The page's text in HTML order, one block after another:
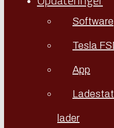
Software
Tesla
App
lader